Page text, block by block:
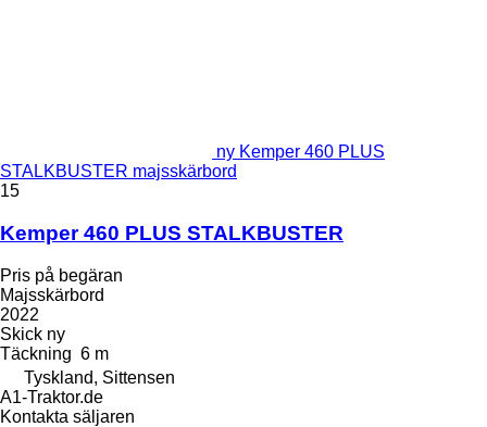
ny Kemper 460 PLUS
STALKBUSTER majsskärbord
15
Kemper 460 PLUS STALKBUSTER
Pris på begäran
Majsskärbord
2022
Skick ny
Täckning 6 m
Tyskland, Sittensen
A1-Traktor.de
Kontakta säljaren